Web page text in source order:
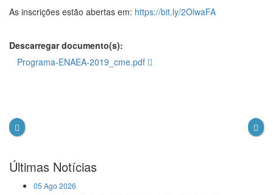
As inscrições estão abertas em: https://bit.ly/2OlwaFA
Descarregar documento(s):
Programa-ENAEA-2019_cme.pdf
Últimas Notícias
05 Ago 2026